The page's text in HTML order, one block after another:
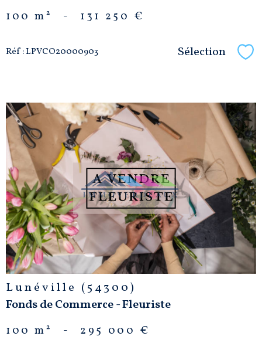
100 m² - 131 250 €
Réf : LPVCO20000903 Sélection
VOIR LE
BIEN
Lunéville (54300)
Fonds de Commerce - Fleuriste
100 m² - 295 000 €